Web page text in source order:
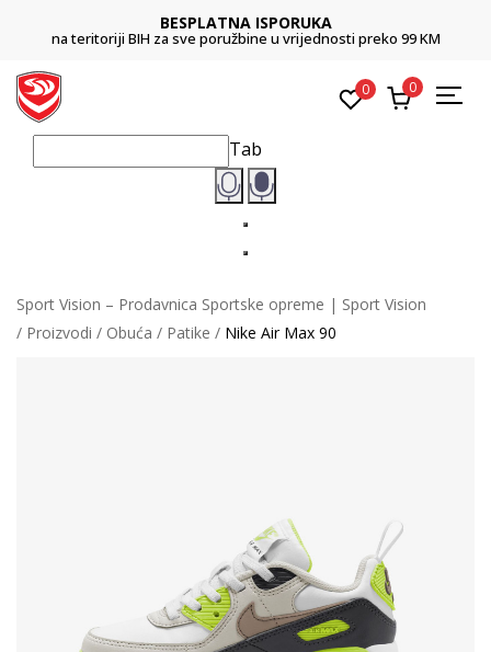
BESPLATNA ISPORUKA
na teritoriji BIH za sve poružbine u vrijednosti preko 99 KM
0 0
Tab
Sport Vision – Prodavnica Sportske opreme | Sport Vision
Proizvodi
Obuća Patike Nike Air Max 90